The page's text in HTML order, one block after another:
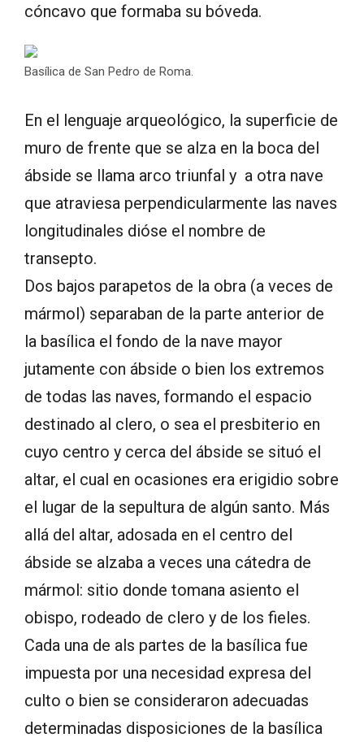
cóncavo que formaba su bóveda.
Basílica de San Pedro de Roma.
En el lenguaje arqueológico, la superficie de
muro de frente que se alza en la boca del
ábside se llama arco triunfal y a otra nave
que atraviesa perpendicularmente las naves
longitudinales dióse el nombre de
transepto.
Dos bajos parapetos de la obra (a veces de
mármol) separaban de la parte anterior de
la basílica el fondo de la nave mayor
jutamente con ábside o bien los extremos
de todas las naves, formando el espacio
destinado al clero, o sea el presbiterio en
cuyo centro y cerca del ábside se situó el
altar, el cual en ocasiones era erigidio sobre
el lugar de la sepultura de algún santo. Más
allá del altar, adosada en el centro del
ábside se alzaba a veces una cátedra de
mármol: sitio donde tomana asiento el
obispo, rodeado de clero y de los fieles.
Cada una de als partes de la basílica fue
impuesta por una necesidad expresa del
culto o bien se consideraron adecuadas
determinadas disposiciones de la basílica